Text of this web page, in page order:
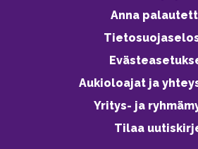
Anna
Aukioloajat ja
Yritys- ja
Tilaa